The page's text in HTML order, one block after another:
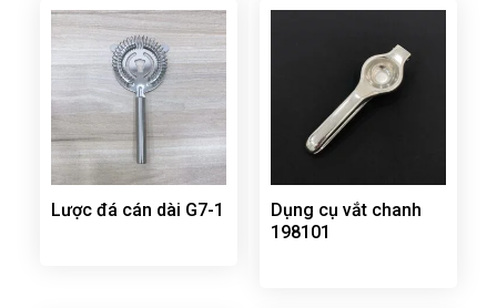
Lược đá cán dài G7-1
Dụng cụ vắt chanh
198101